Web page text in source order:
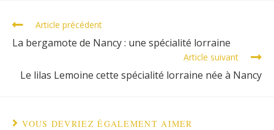
Article précédent
La bergamote de Nancy : une spécialité lorraine
Article suivant
Le lilas Lemoine cette spécialité lorraine née à Nancy
VOUS DEVRIEZ ÉGALEMENT AIMER